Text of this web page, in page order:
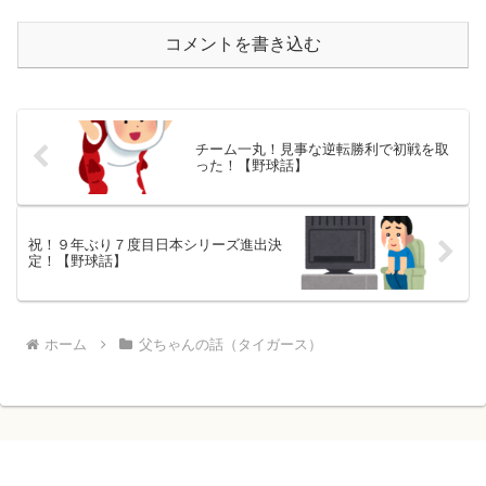
コメントを書き込む
チーム一丸！見事な逆転勝利で初戦を取
った！【野球話】
祝！９年ぶり７度目日本シリーズ進出決
定！【野球話】
ホーム 父ちゃんの話（タイガース）